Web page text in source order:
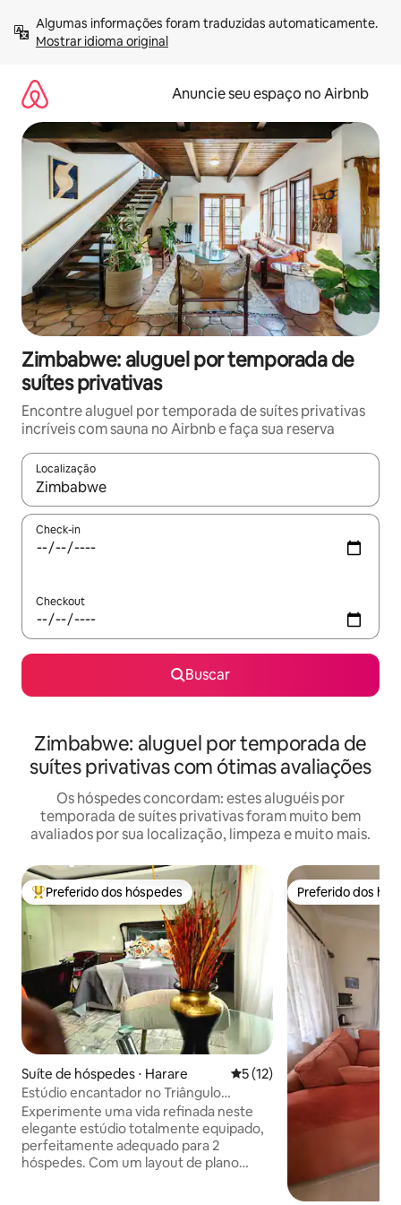
para
Mostrar idioma original
Anuncie seu espaço no Airbnb
Zimbabwe: aluguel por temporada de
suítes privativas
Encontre aluguel por temporada de suítes privativas
incríveis com sauna no Airbnb e faça sua reserva
Localização
Quando os resultados estiverem disponíveis, explore-os
Check-in
Checkout
Buscar
Zimbabwe: aluguel por temporada de
suítes privativas com ótimas avaliações
Os hóspedes concordam: estes aluguéis por
temporada de suítes privativas foram muito bem
avaliados por sua localização, limpeza e muito mais.
Entre os melhores preferidos dos hóspedes
Preferido dos hóspedes
Suíte de hóspedes ⋅ Harare 5 de uma avaliação média
5 (12)
Estúdio encantador no Triângulo
Dourado
Experimente uma vida refinada neste
elegante estúdio totalmente equipado,
perfeitamente adequado para 2
hóspedes. Com um layout de plano
Preferido dos
Preferido dos